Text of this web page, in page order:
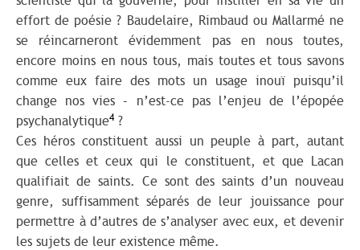
effort de poésie ? Baudelaire, Rimbaud ou Mallarmé ne
se réincarneront évidemment pas en nous toutes,
encore moins en nous tous, mais toutes et tous savons
comme eux faire des mots un usage inouï puisqu’il
change nos vies – n’est-ce pas l’enjeu de l’épopée
psychanalytique4 ?
Ces héros constituent aussi un peuple à part, autant
que celles et ceux qui le constituent, et que Lacan
qualifiait de saints. Ce sont des saints d’un nouveau
genre, suffisamment séparés de leur jouissance pour
permettre à d’autres de s’analyser avec eux, et devenir
les sujets de leur existence même.